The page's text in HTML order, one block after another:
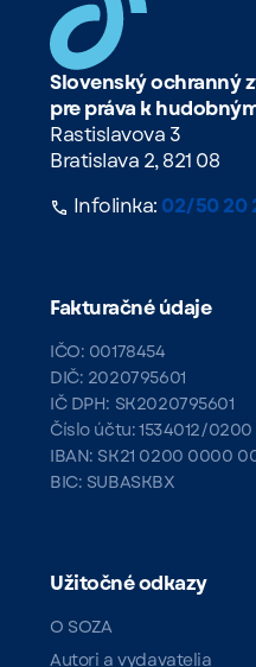
Slovenský ochranný
pre práva k
Rastislavova 3
Bratislava 2, 821 08
Infolinka: 02/50 20
Fakturačné údaje
IČO: 00178454
DIČ: 2020795601
IČ DPH: SK2020795601
Číslo účtu: 1534012/0200
IBAN: SK21 0200 0000
BIC: SUBASKBX
Užitočné odkazy
O SOZA
Autori a vydavatelia